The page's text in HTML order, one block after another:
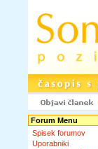
Forum Menu
Spisek forumov
Uporabniki